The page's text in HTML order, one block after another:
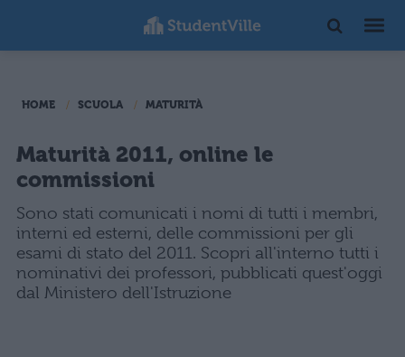
HOME SCUOLA MATURITÀ
Maturità 2011, online le
commissioni
Sono stati comunicati i nomi di tutti i membri,
interni ed esterni, delle commissioni per gli
esami di stato del 2011. Scopri all'interno tutti i
nominativi dei professori, pubblicati quest'oggi
dal Ministero dell'Istruzione